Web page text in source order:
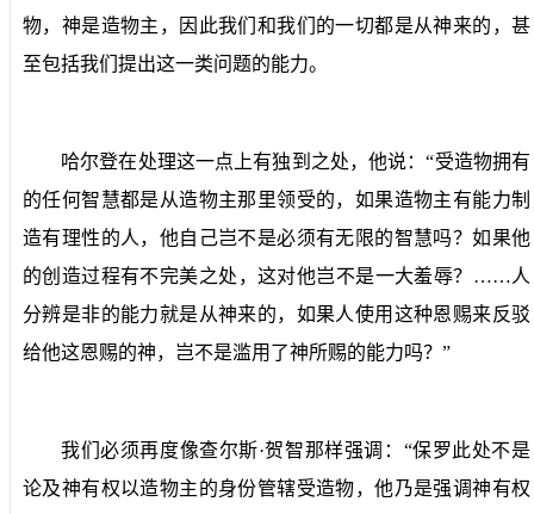
物，神是造物主，因此我们和我们的一切都是从神来的，甚
至包括我们提出这一类问题的能力。
哈尔登在处理这一点上有独到之处，他说：“受造物拥有
的任何智慧都是从造物主那里领受的，如果造物主有能力制
造有理性的人，他自己岂不是必须有无限的智慧吗？如果他
的创造过程有不完美之处，这对他岂不是一大羞辱？……人
分辨是非的能力就是从神来的，如果人使用这种恩赐来反驳
给他这恩赐的神，岂不是滥用了神所赐的能力吗？”
我们必须再度像查尔斯·贺智那样强调：“保罗此处不是
论及神有权以造物主的身份管辖受造物，他乃是强调神有权